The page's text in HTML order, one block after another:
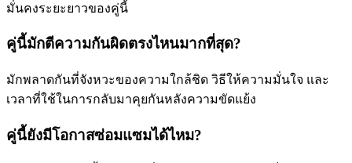
มั่นคงระยะยาวของคู่นี้
คู่นี้มักตีความกันผิดตรงไหนมากที่สุด?
มักพลาดกันที่จังหวะของความใกล้ชิด วิธีให้ความมั่นใจ และ
เวลาที่ใช้ในการกลับมาคุยกันหลังความขัดแย้ง
คู่นี้ยังมีโอกาสซ่อมแซมได้ไหม?